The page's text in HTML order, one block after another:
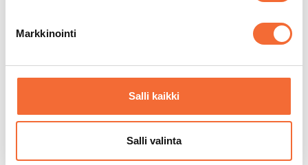
Markkinointi
Salli kaikki
Salli valinta